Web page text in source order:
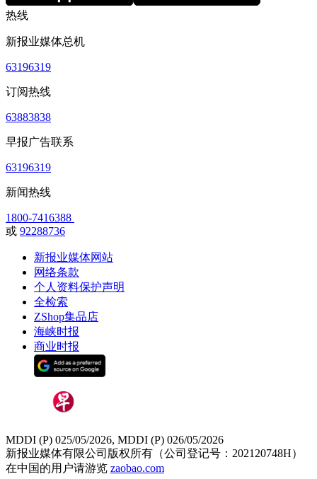
热线
新报业媒体总机
63196319
订阅热线
63883838
早报广告联系
63196319
新闻热线
1800-7416388
或 92288736
新报业媒体网站
网络条款
个人资料保护声明
全检索
ZShop集品店
海峡时报
商业时报
MDDI (P) 025/05/2026, MDDI (P) 026/05/2026
新报业媒体有限公司版权所有（公司登记号：202120748H）
在中国的用户请游览 zaobao.com